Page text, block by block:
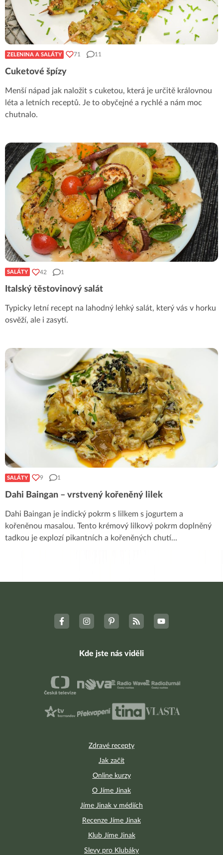
ZELENINA A SALÁTY 71 11
Cuketové špízy
Menší nápad jak naložit s cuketou, která je určitě královnou
léta a letních receptů. Je to obyčejné a rychlé a nám moc
chutnalo.
SALÁTY 42 1
Italský těstovinový salát
Typicky letní recept na lahodný lehký salát, který vás v horku
osvěží, ale i zasytí.
SALÁTY 9 1
Dahi Baingan – vrstvený kořeněný lilek
Dahi Baingan je indický pokrm s lilkem s jogurtem a
kořeněnou masalou. Tento krémový lilkový pokrm doplněný
tadkou je explozí pikantních a kořeněných chutí...
Zdravé recepty
Jak začít
Online kurzy
O Jíme Jinak
Jíme Jinak v médiích
Recenze Jíme Jinak
Klub Jíme Jinak
Slevy pro Klubáky
Kde jste nás viděli